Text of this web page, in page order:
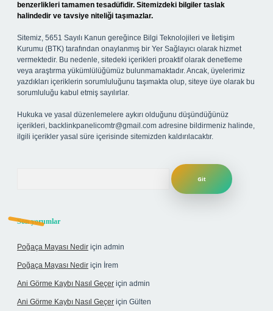
benzerlikleri tamamen tesadüfidir. Sitemizdeki bilgiler taslak
halindedir ve tavsiye niteliği taşımazlar.
Sitemiz, 5651 Sayılı Kanun gereğince Bilgi Teknolojileri ve İletişim
Kurumu (BTK) tarafından onaylanmış bir Yer Sağlayıcı olarak hizmet
vermektedir. Bu nedenle, sitedeki içerikleri proaktif olarak denetleme
veya araştırma yükümlülüğümüz bulunmamaktadır. Ancak, üyelerimiz
yazdıkları içeriklerin sorumluluğunu taşımakta olup, siteye üye olarak bu
sorumluluğu kabul etmiş sayılırlar.
Hukuka ve yasal düzenlemelere aykırı olduğunu düşündüğünüz
içerikleri, backlinkpanelicomtr@gmail.com adresine bildirmeniz halinde,
ilgili içerikler yasal süre içerisinde sitemizden kaldırılacaktır.
Son yorumlar
Poğaça Mayası Nedir için admin
Poğaça Mayası Nedir için İrem
Ani Görme Kaybı Nasıl Geçer için admin
Ani Görme Kaybı Nasıl Geçer için Gülten